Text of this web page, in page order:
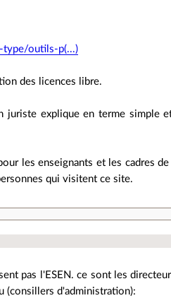
type/outils-p(...)
des licences libre.
explique en terme simple
les enseignants et les cadres
qui visitent ce site.
pas l'ESEN. ce sont les
(consillers d'administration):